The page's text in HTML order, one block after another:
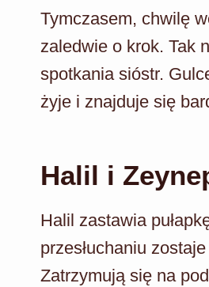
Tymczasem, chwilę
zaledwie o krok. Tak
spotkania sióstr.
żyje i znajduje się
Halil i
Halil zastawia
przesłuchaniu
Zatrzymują się na